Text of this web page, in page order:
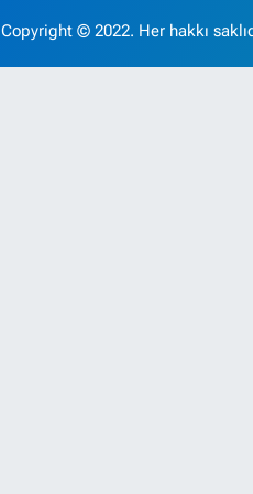
Copyright © 2022. Her hakkı